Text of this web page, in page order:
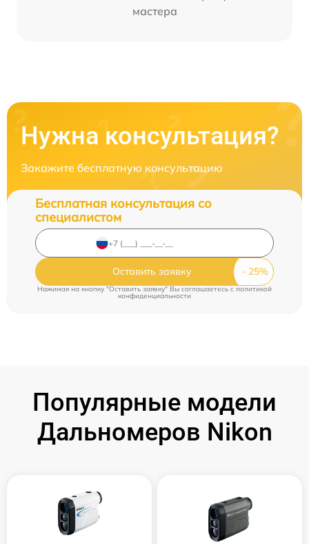
мастера
Нужна консультация?
Закажите бесплатную консультацию
Бесплатная консультация со
специалистом
Оставить заявку
Нажимая на кнопку "Оставить заявку" Вы соглашаетесь c политикой
конфиденциальности
Популярные модели
Дальномеров Nikon